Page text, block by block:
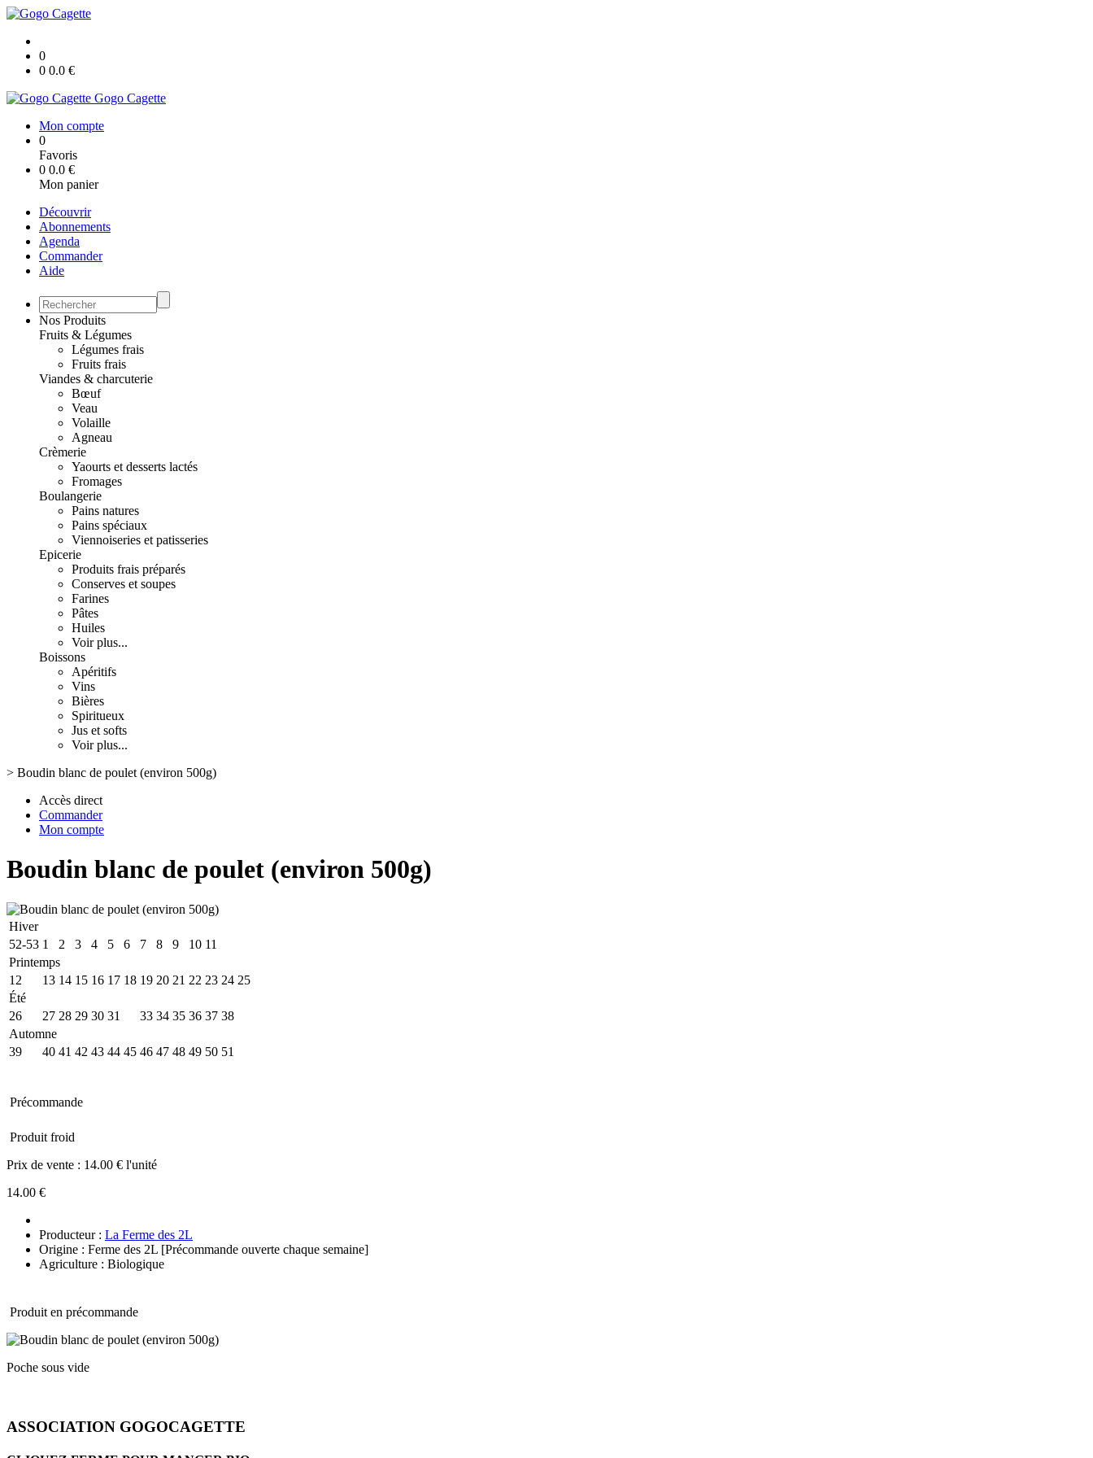
0
0 0.0 €
Gogo Cagette
Mon compte
0
Favoris
0 0.0 €
Mon panier
Découvrir
Abonnements
Agenda
Commander
Aide
Nos Produits
Fruits & Légumes
Légumes frais
Fruits frais
Viandes & charcuterie
Bœuf
Veau
Volaille
Agneau
Crèmerie
Yaourts et desserts lactés
Fromages
Boulangerie
Pains natures
Pains spéciaux
Viennoiseries et patisseries
Epicerie
Produits frais préparés
Conserves et soupes
Farines
Pâtes
Huiles
Voir plus...
Boissons
Apéritifs
Vins
Bières
Spiritueux
Jus et softs
Voir plus...
> Boudin blanc de poulet (environ 500g)
Accès direct
Commander
Mon compte
Boudin blanc de poulet (environ 500g)
Hiver
52-53 1 2 3 4 5 6 7 8 9 10 11
Printemps
12
13 14 15 16 17 18 19 20 21 22 23 24 25
Été
26
27 28 29 30 31 33 34 35 36 37 38
Automne
39
40 41 42 43 44 45 46 47 48 49 50 51
Précommande
Produit froid
Prix de vente : 14.00 € l'unité
14.00 €
Producteur : La Ferme des 2L
Origine : Ferme des 2L [Précommande ouverte chaque semaine]
Agriculture : Biologique
Produit en précommande
Poche sous vide
ASSOCIATION GOGOCAGETTE